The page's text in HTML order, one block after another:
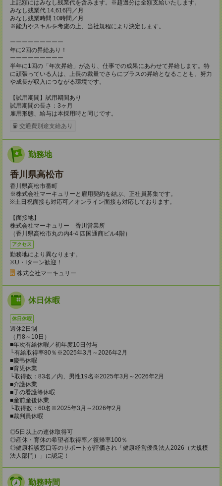
上記額にはみなし残業代を含みます。※超過分は全額支給いたします。
みなし残業代 14,616円／月
みなし残業時間 10時間／月
※能力やスキルを考慮の上、当社規程により決定します。
ーーーーーーーーー
年に2回の昇給あり！
ーーーーーーーーー
半年に1回の「年次昇給」があり、仕事での成果にあわせて昇給します。特
に頑張っている人は、上長の裁量でさらにプラスの昇給となることも。努力
や成長が収入につながる環境です。
【試用期間】試用期間あり
試用期間の長さ：3ヶ月
雇用形態、給与は本採用時と同じです。
交通費別途支給あり
勤務地
香川県高松市
香川県高松市番町
※株式会社マーキュリーと雇用契約を結ぶ、正社員募集です。
※土日祝面接も対応可／オンライン面接も対応しております。
【面接地】
株式会社マーキュリー 香川営業所
（香川県高松市丸の内4-4 四国通商ビル4階）
アクセス
勤務地により異なります。
※U・Iターン歓迎！
株式会社マーキュリー
休日休暇
休日休暇
週休2日制
（月8～10日）
■年次有給休暇／初年度10日付与
└有給取得率80％※2025年3月～2026年2月
■慶弔休暇
■育児休業
└取得数：83名／内、男性19名※2025年3月～2026年2月
■介護休業
■子の看護等休暇
■産前産後休業
└取得数：60名※2025年3月～2026年2月
■裁判員休暇
◎5日以上の連休取得可
◎産休・育休の希望者取得率／復帰率100％
◎健康相談窓口等のサポートが評価され「健康経営優良法人2026（大規模
法人部門）」に認定！
勤務時間